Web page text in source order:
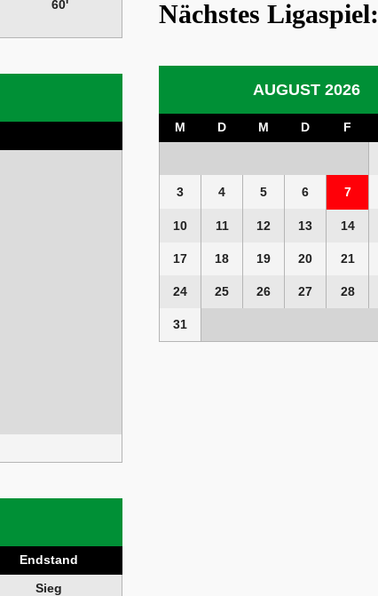
60'
Endstand
Sieg
Nächstes Ligaspiel:
AUGUST 2026
M D M D F
3 4 5 6 7
10 11 12 13 14
17 18 19 20 21
24 25 26 27 28
31